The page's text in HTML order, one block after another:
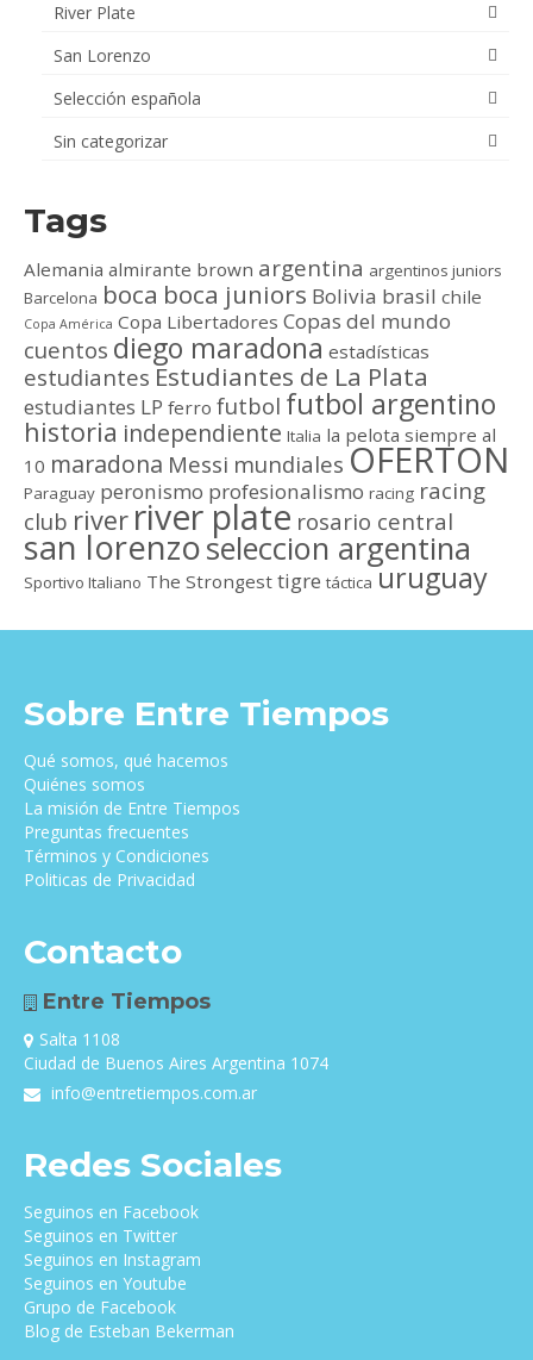
River Plate
San Lorenzo
Selección española
Sin categorizar
Tags
Alemania almirante brown argentina argentinos juniors
Barcelona boca boca juniors Bolivia brasil chile
Copa América Copa Libertadores Copas del mundo
cuentos diego maradona estadísticas
estudiantes Estudiantes de La Plata
estudiantes LP ferro futbol futbol argentino
historia independiente Italia la pelota siempre al
10 maradona Messi mundiales OFERTON
Paraguay peronismo profesionalismo racing racing
club river river plate rosario central
san lorenzoseleccion argentina
Sportivo Italiano The Strongest tigre táctica uruguay
Sobre Entre Tiempos
Qué somos, qué hacemos
Quiénes somos
La misión de Entre Tiempos
Preguntas frecuentes
Términos y Condiciones
Politicas de Privacidad
Contacto
Entre Tiempos
Salta 1108
Ciudad de Buenos Aires Argentina 1074
info@entretiempos.com.ar
Redes Sociales
Seguinos en Facebook
Seguinos en Twitter
Seguinos en Instagram
Seguinos en Youtube
Grupo de Facebook
Blog de Esteban Bekerman